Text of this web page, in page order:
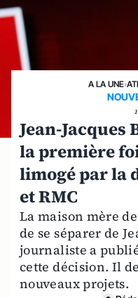
A LA UNE›
Jean-
la première
limogé par la
et RMC
La maison mère
de se séparer de
journaliste a
cette décision. Il
nouveaux projets.